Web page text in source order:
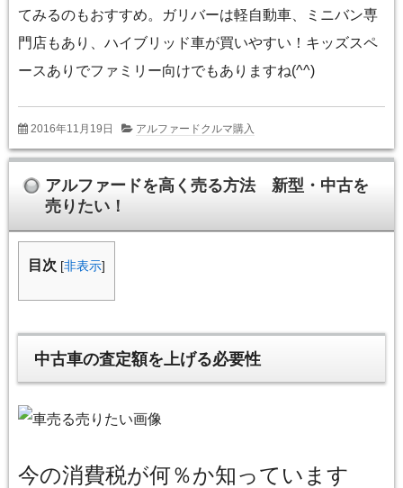
てみるのもおすすめ。ガリバーは軽自動車、ミニバン専
門店もあり、ハイブリッド車が買いやすい！キッズスペ
ースありでファミリー向けでもありますね(^^)
2016年11月19日 アルファードクルマ購入
アルファードを高く売る方法 新型・中古を
売りたい！
目次 [非表示]
中古車の査定額を上げる必要性
今の消費税が何％か知っています